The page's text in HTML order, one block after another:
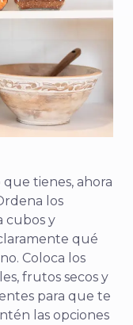
tienes, ahora
los
cubos y
qué
Coloca los
frutos secos y
para que te
las opciones